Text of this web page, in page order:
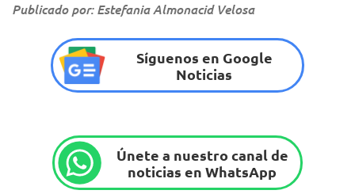
Publicado por: Estefania Almonacid Velosa
Síguenos en Google
Noticias
Únete a nuestro canal de
noticias en WhatsApp